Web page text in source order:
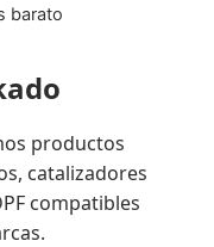
barato
productos
catalizadores
compatibles